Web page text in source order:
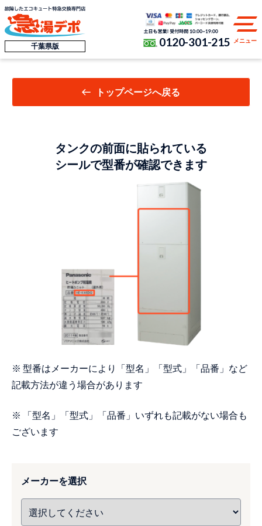
千葉県版 0120-301-215 メニュー
トップページへ戻る
タンクの前面に貼られている
シールで型番が確認できます
※ 型番はメーカーにより「型名」「型式」「品番」など
記載方法が違う場合があります
※ 「型名」「型式」「品番」いずれも記載がない場合も
ございます
メーカーを選択